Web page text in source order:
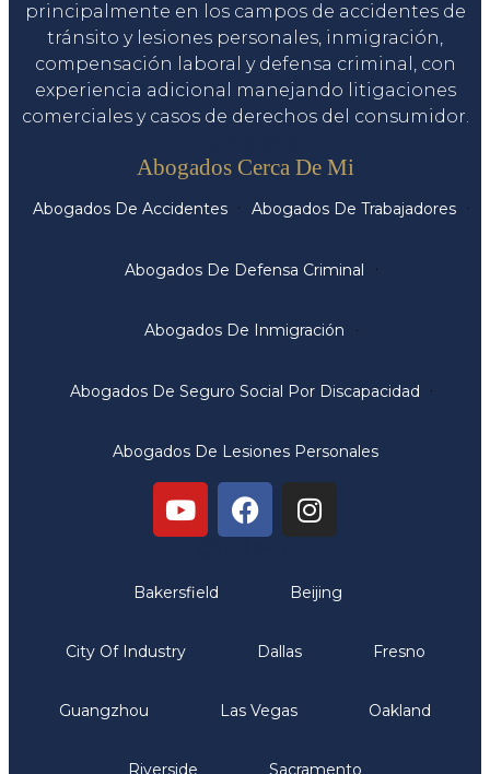
principalmente en los campos de accidentes de
tránsito y lesiones personales, inmigración,
compensación laboral y defensa criminal, con
experiencia adicional manejando litigaciones
comerciales y casos de derechos del consumidor.
Abogados Cerca De Mi
Abogados De Accidentes Abogados De Trabajadores
Abogados De Defensa Criminal
Abogados De Inmigración
Abogados De Seguro Social Por Discapacidad
Abogados De Lesiones Personales
Bakersfield Beijing
City Of Industry Dallas Fresno
Guangzhou Las Vegas Oakland
Riverside Sacramento